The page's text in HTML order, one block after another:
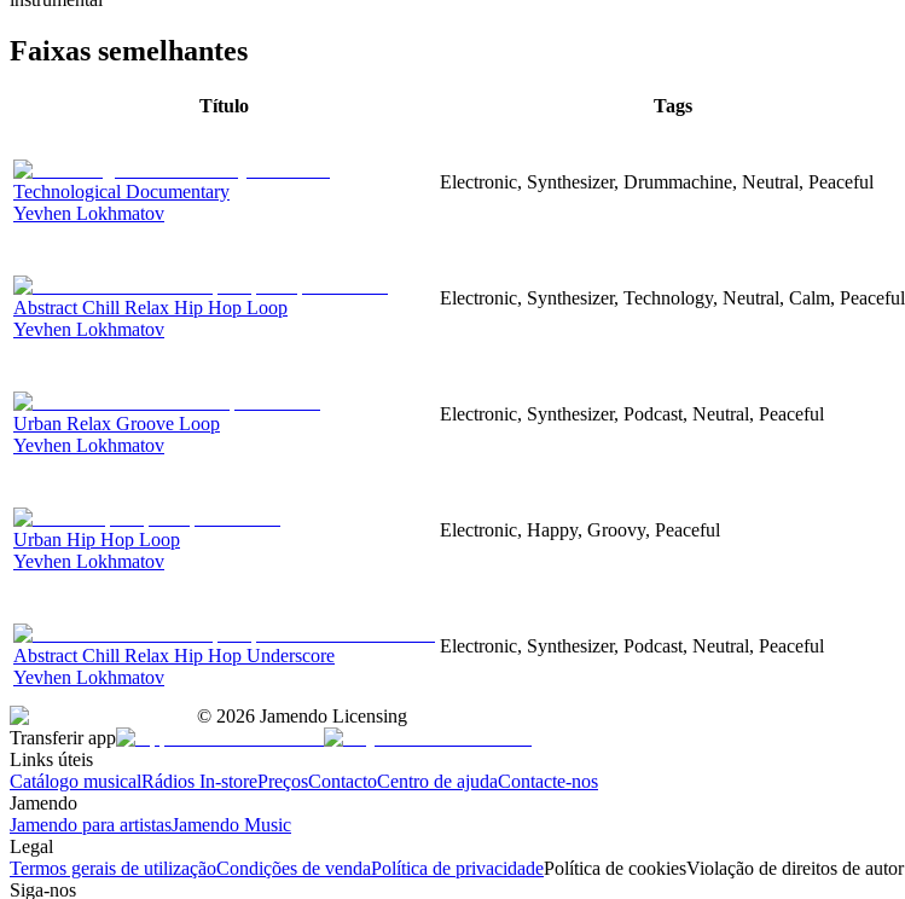
Faixas semelhantes
Título Tags
Technological Documentary
Yevhen Lokhmatov
Electronic, Synthesizer, Drummachine, Neutral, Peaceful
Abstract Chill Relax Hip Hop Loop
Yevhen Lokhmatov
Electronic, Synthesizer, Technology, Neutral, Calm, Peaceful
Urban Relax Groove Loop
Yevhen Lokhmatov
Electronic, Synthesizer, Podcast, Neutral, Peaceful
Urban Hip Hop Loop
Yevhen Lokhmatov
Electronic, Happy, Groovy, Peaceful
Abstract Chill Relax Hip Hop Underscore
Yevhen Lokhmatov
Electronic, Synthesizer, Podcast, Neutral, Peaceful
© 2026 Jamendo Licensing
Transferir app
Links úteis
Catálogo musicalRádios In-storePreçosContactoCentro de ajudaContacte-nos
Jamendo
Jamendo para artistasJamendo Music
Legal
Termos gerais de utilizaçãoCondições de vendaPolítica de privacidadePolítica de cookiesViolação de direitos de autor
Siga-nos